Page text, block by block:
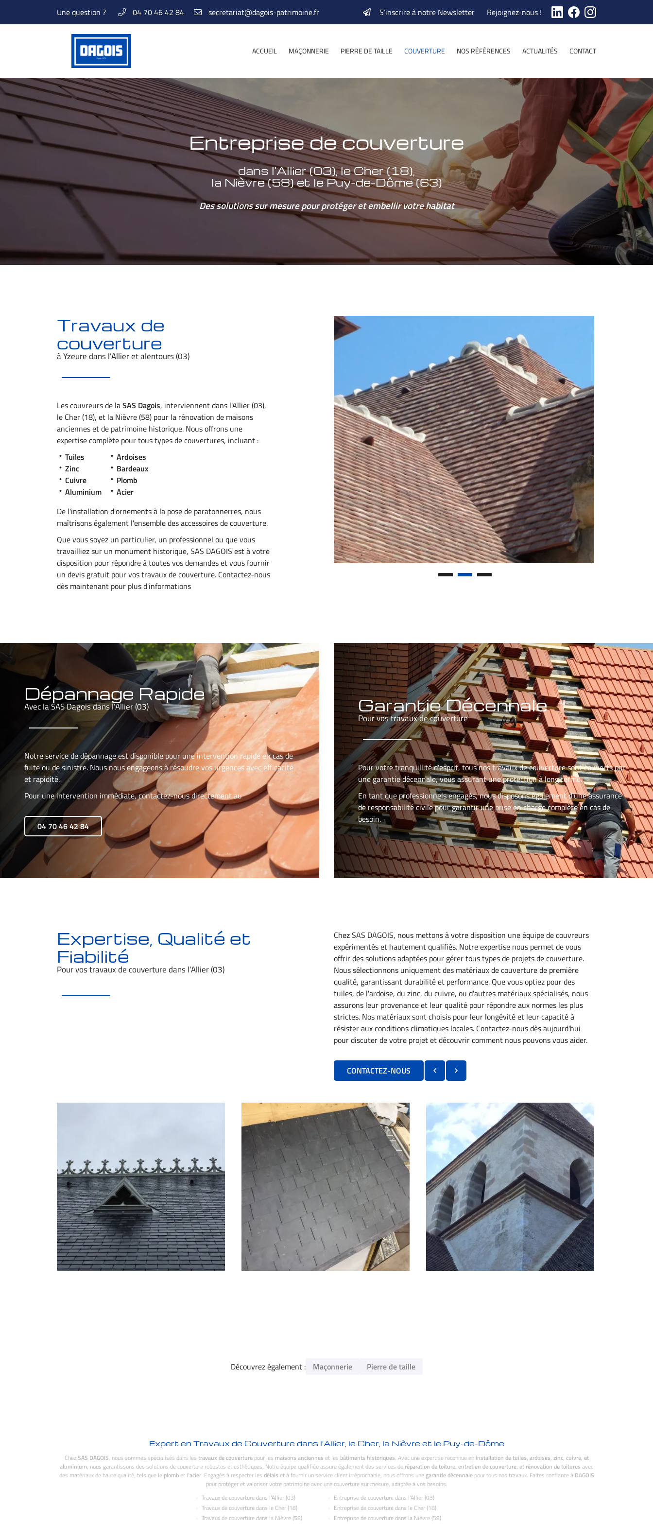
Une question ? 04 70 46 42 84 S’inscrire à notre Newsletter Rejoignez-nous !
ACCUEIL MAÇONNERIE PIERRE DE TAILLE COUVERTURE NOS RÉFÉRENCES ACTUALITÉS CONTACT
10 Rue Denis Papin
Adresse email de réception
Recopier le code ci-contre
Entreprise de couverture
dans l'Allier (03), le Cher (18),
la Nièvre (58) et le Puy-de-Dôme (63)
Des solutions sur mesure pour protéger et embellir votre habitat
Travaux de
couverture
à Yzeure dans l'Allier et alentours (03)
Les couvreurs de laSAS Dagois, interviennent dans l'Allier (03),
le Cher (18), et la Nièvre (58) pour la rénovation de maisons
anciennes et de patrimoine historique. Nous offrons une
expertise complète pour tous types de couvertures, incluant :
Tuiles
Ardoises
Zinc
Bardeaux
Cuivre
Plomb
Aluminium
Acier
De l'installation d'ornements à la pose de paratonnerres, nous
maîtrisons également l'ensemble des accessoires de couverture.
Que vous soyez un particulier, un professionnel ou que vous
travailliez sur un monument historique, SAS DAGOIS est à votre
disposition pour répondre à toutes vos demandes et vous fournir
un devis gratuit pour vos travaux de couverture. Contactez-nous
dès maintenant pour plus d'informations
Dépannage Rapide
Avec la SAS Dagois dans l’Allier (03)
Notre service de dépannage est disponible pour une intervention rapide en cas de
fuite ou de sinistre. Nous nous engageons à résoudre vos urgences avec efficacité
et rapidité.
Pour une intervention immédiate, contactez-nous directement au
04 70 46 42 84
Garantie Décennale
Pour vos travaux de couverture
Pour votre tranquillité d'esprit, tous nos travaux de couverture sont couverts par
une garantie décennale, vous assurant une protection à long terme.
En tant que professionnels engagés, nous disposons également d'une assurance
de responsabilité civile pour garantir une prise en charge complète en cas de
besoin.
Expertise, Qualité et
Fiabilité
Pour vos travaux de couverture dans l’Allier (03)
Chez SAS DAGOIS, nous mettons à votre disposition une équipe de couvreurs
expérimentés et hautement qualifiés. Notre expertise nous permet de vous
offrir des solutions adaptées pour gérer tous types de projets de couverture.
Nous sélectionnons uniquement des matériaux de couverture de première
qualité, garantissant durabilité et performance. Que vous optiez pour des
tuiles, de l'ardoise, du zinc, du cuivre, ou d'autres matériaux spécialisés, nous
assurons leur provenance et leur qualité pour répondre aux normes les plus
strictes. Nos matériaux sont choisis pour leur longévité et leur capacité à
résister aux conditions climatiques locales. Contactez-nous dès aujourd'hui
pour discuter de votre projet et découvrir comment nous pouvons vous aider.
CONTACTEZ-NOUS
Découvrez également : Maçonnerie Pierre de taille
Expert en Travaux de Couverture dans l'Allier, le Cher, la Nièvre et le Puy-de-Dôme
ChezSAS DAGOIS, nous sommes spécialisés dans les travaux de couverturepour les maisons anciennes et les bâtiments historiques. Avec une expertise reconnue en installation de tuiles, ardoises, zinc, cuivre, et
aluminium, nous garantissons des solutions de couverture robustes et esthétiques. Notre équipe qualifiée assure également des services de réparation de toiture, entretien de couverture, et rénovation de toitures avec
des matériaux de haute qualité, tels que le plombet l'acier. Engagés à respecter les délais et à fournir un service client irréprochable, nous offrons une garantie décennalepour tous nos travaux. Faites confiance à DAGOIS
pour protéger et valoriser votre patrimoine avec une couverture sur mesure, adaptée à vos besoins.
Travaux de couverture dans l’Allier (03)
Entreprise de couverture dans l’Allier (03)
Travaux de couverture dans le Cher (18)
Entreprise de couverture dans le Cher (18)
Travaux de couverture dans la Nièvre (58)
Entreprise de couverture dans la Nièvre (58)